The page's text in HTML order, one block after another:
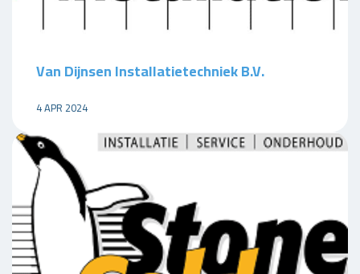
Van Dijnsen Installatietechniek B.V.
4 APR 2024